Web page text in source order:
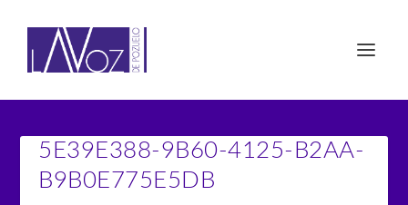
5E39E388-9B60-4125-B2AA-
B9B0E775E5DB